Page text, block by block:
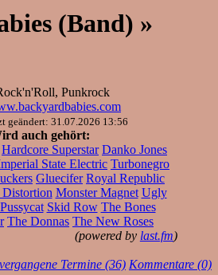
(Band) »
Punkrock
geändert: 31.07.2026 13:56
auch gehört:
Hardcore Superstar Danko Jones
State Electric Turbonegro
Gluecifer Royal Republic
Distortion Monster Magnet Ugly
Skid Row The Bones
The Donnas The New Roses
(powered by last.fm)
vergangene Termine (36) Kommentare (0)